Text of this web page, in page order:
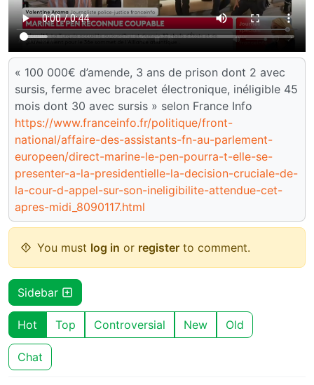
« 100 000€ d’amende, 3 ans de prison dont 2 avec
sursis, ferme avec bracelet électronique, inéligible 45
mois dont 30 avec sursis » selon France Info
https://www.franceinfo.fr/politique/front-
national/affaire-des-assistants-fn-au-parlement-
europeen/direct-marine-le-pen-pourra-t-elle-se-
presenter-a-la-presidentielle-la-decision-cruciale-de-
la-cour-d-appel-sur-son-ineligibilite-attendue-cet-
apres-midi_8090117.html
You must log in or register to comment.
Sidebar
Hot Top Controversial New Old
Chat